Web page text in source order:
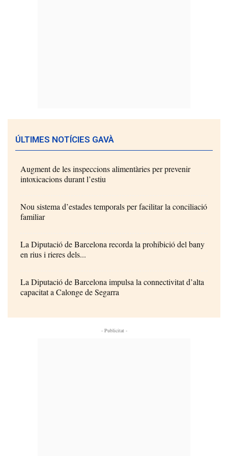
ÚLTIMES NOTÍCIES GAVÀ
Augment de les inspeccions alimentàries per prevenir
intoxicacions durant l’estiu
Nou sistema d’estades temporals per facilitar la conciliació
familiar
La Diputació de Barcelona recorda la prohibició del bany
en rius i rieres dels...
La Diputació de Barcelona impulsa la connectivitat d’alta
capacitat a Calonge de Segarra
- Publicitat -